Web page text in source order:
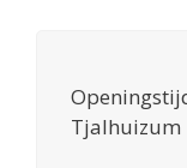
Tjalhuizum